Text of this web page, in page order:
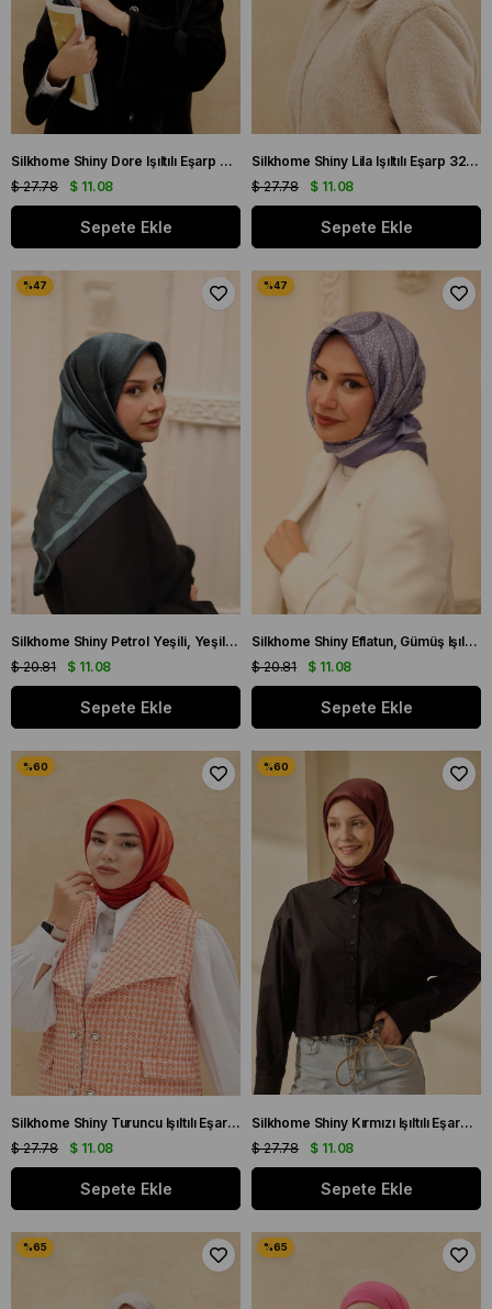
Silkhome Shiny Dore Işıltılı Eşarp 32739
$ 11.08
$ 27.78
Sepete Ekle
Silkhome Shiny Lila Işıltılı Eşarp 32742
$ 11.08
$ 27.78
Sepete Ekle
Silkhome Shiny Petrol Yeşili, Yeşil Işıltılı Eşarp IST 75002 - 07
$ 11.08
$ 20.81
Sepete Ekle
Silkhome Shiny Eflatun, Gümüş Işıltılı Eşarp IST 75002 - 23
$ 11.08
$ 20.81
Sepete Ekle
Silkhome Shiny Turuncu Işıltılı Eşarp 32737
$ 11.08
$ 27.78
Sepete Ekle
Silkhome Shiny Kırmızı Işıltılı Eşarp 32738
$ 11.08
$ 27.78
Sepete Ekle